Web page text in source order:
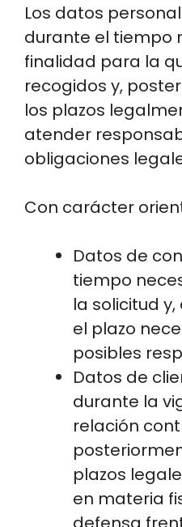
Los datos
durante el tiempo
finalidad para la
recogidos y,
los plazos
atender
obligaciones
Con carácter
Datos de
tiempo
la solicitud
el plazo
posibles
Datos de
durante la
relación
plazos
en materia